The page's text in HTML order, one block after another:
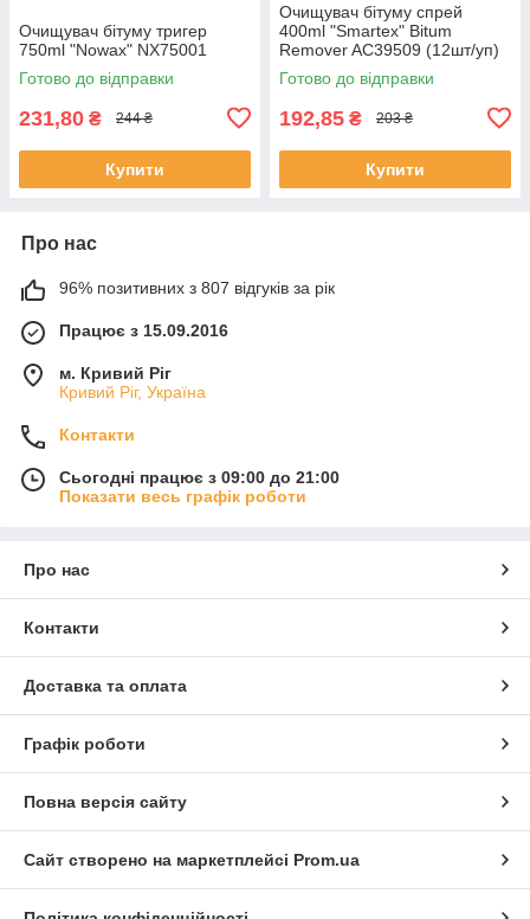
Очищувач бітуму тригер
750ml "Nowax" NX75001
Готово до відправки
231,80 ₴ 244 ₴
Купити
Очищувач бітуму спрей
400ml "Smartex" Bitum
Remover AC39509 (12шт/уп)
Готово до відправки
192,85 ₴ 203 ₴
Купити
Про нас
96% позитивних з 807 відгуків за рік
Працює з 15.09.2016
м. Кривий Ріг
Кривий Ріг, Україна
Контакти
Сьогодні працює з 09:00 до 21:00
Показати весь графік роботи
Про нас
Контакти
Доставка та оплата
Графік роботи
Повна версія сайту
Сайт створено на маркетплейсі Prom.ua